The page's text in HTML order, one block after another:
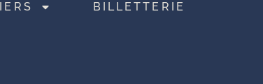
BILLETTERIE